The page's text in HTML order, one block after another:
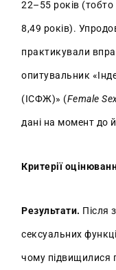
22–55 років (тобто
8,49 років).
практикували
опитувальник
(ІСФЖ)» (Female
дані на момент до
Критерії
Результати. Після
сексуальних
чому підвищилися